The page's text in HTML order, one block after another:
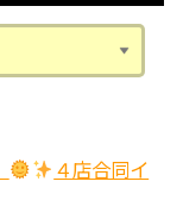
４店合同イ